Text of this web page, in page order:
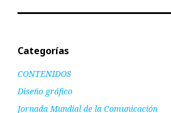
Categorías
CONTENIDOS
Diseño gráfico
Jornada Mundial de la Comunicación